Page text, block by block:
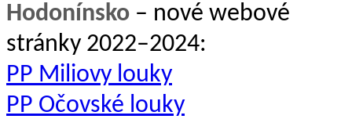
Hodonínsko – nové webové
stránky 2022–2024:
PP Miliovy louky
PP Očovské louky